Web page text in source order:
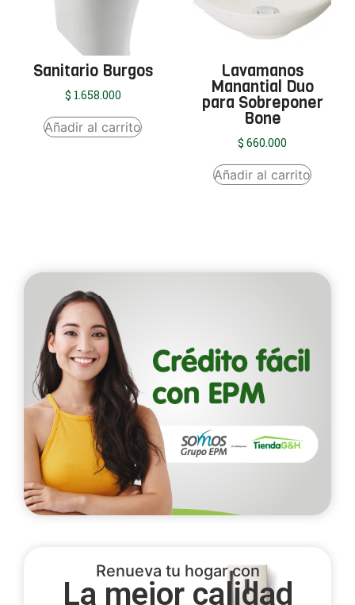
Sanitario Burgos
$ 1.658.000
Añadir al carrito
Lavamanos
Manantial Duo
para Sobreponer
Bone
$ 660.000
Añadir al carrito
Renueva tu hogar con
La mejor calidad